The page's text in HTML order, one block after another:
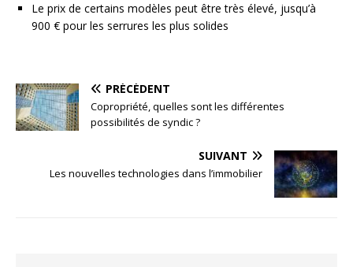
Le prix de certains modèles peut être très élevé, jusqu’à
900 € pour les serrures les plus solides
PRÉCÉDENT
Copropriété, quelles sont les différentes
possibilités de syndic ?
SUIVANT
Les nouvelles technologies dans l’immobilier